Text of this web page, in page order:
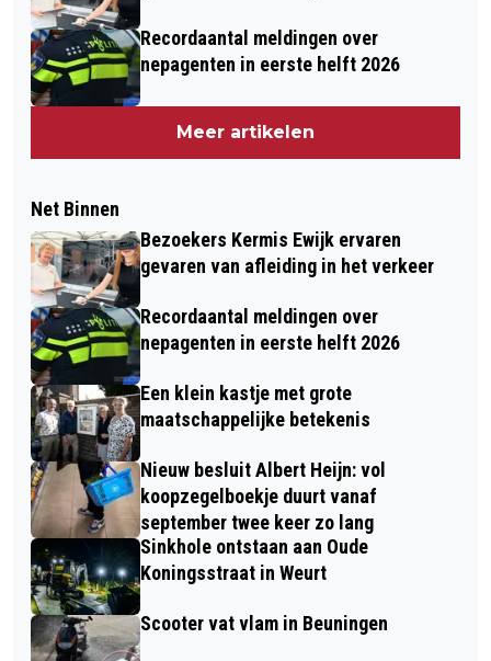
Recordaantal meldingen over
nepagenten in eerste helft 2026
Meer artikelen
Net Binnen
Bezoekers Kermis Ewijk ervaren
gevaren van afleiding in het verkeer
Recordaantal meldingen over
nepagenten in eerste helft 2026
Een klein kastje met grote
maatschappelijke betekenis
Nieuw besluit Albert Heijn: vol
koopzegelboekje duurt vanaf
september twee keer zo lang
Sinkhole ontstaan aan Oude
Koningsstraat in Weurt
Scooter vat vlam in Beuningen